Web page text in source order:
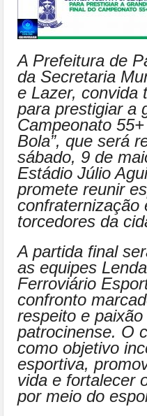
A Prefeitura de
da Secretaria
e Lazer, convida
para prestigiar a
Campeonato
Bola”, que será
sábado, 9 de
Estádio Júlio
promete reunir
confraternização
torcedores da
A partida final
as equipes
Ferroviário
confronto
respeito e
patrocinense. O
como objetivo
esportiva,
vida e fortalecer
por meio do